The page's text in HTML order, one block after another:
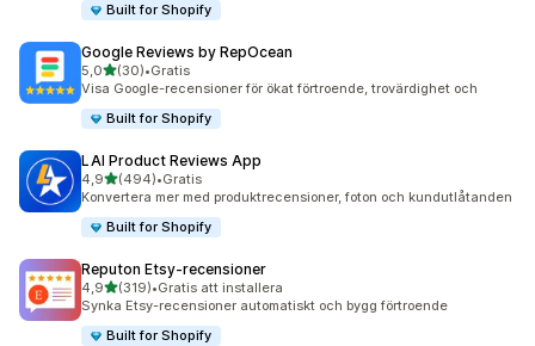
Built for Shopify
Google Reviews by RepOcean
5,0av 5 stjärnor
(30)
30 recensioner totalt
•Gratis
Visa Google-recensioner för ökat förtroende, trovärdighet och
Built for Shopify
LAI Product Reviews App
4,9av 5 stjärnor
(494)
494 recensioner totalt
•Gratis
Konvertera mer med produktrecensioner, foton och kundutlåtanden
Built for Shopify
Reputon Etsy‑recensioner
4,9av 5 stjärnor
(319)
319 recensioner totalt
•Gratis att installera
Synka Etsy-recensioner automatiskt och bygg förtroende
Built for Shopify